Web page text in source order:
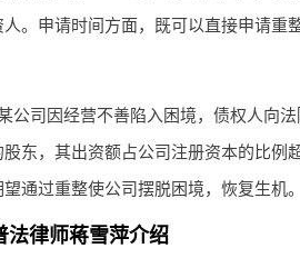
人。申请时间方面，既可以直接申请
公司因经营不善陷入困境，债权人向
东，其出资额占公司注册资本的比例
通过重整使公司摆脱困境，恢复生机。
法律师蒋雪萍介绍